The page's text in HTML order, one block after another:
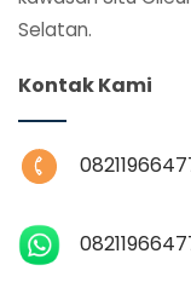
Selatan.
Kontak Kami